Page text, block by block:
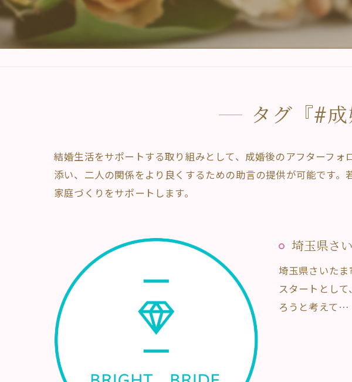
タグ『#
結婚生活をサポートする取り組みとして、成婚後のアフターフ
添い、二人の関係をより良くするための助言の提供が可能です
家庭づくりをサポートします。
埼玉県さ
埼玉県さいた
スタートとし
ろうと考えて…